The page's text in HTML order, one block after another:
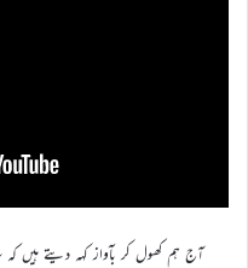
آج ہم کھول کر بآواز کہہ دیتے ہیں